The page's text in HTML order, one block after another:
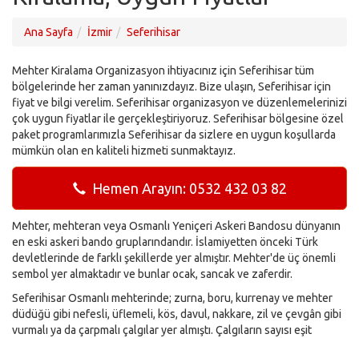
Ana Sayfa İzmir Seferihisar
Mehter Kiralama Organizasyon ihtiyacınız için Seferihisar tüm
bölgelerinde her zaman yanınızdayız. Bize ulaşın, Seferihisar için
fiyat ve bilgi verelim. Seferihisar organizasyon ve düzenlemelerinizi
çok uygun fiyatlar ile gerçekleştiriyoruz. Seferihisar bölgesine özel
paket programlarımızla Seferihisar da sizlere en uygun koşullarda
mümkün olan en kaliteli hizmeti sunmaktayız.
Hemen Arayın: 0532 432 03 82
Mehter, mehteran veya Osmanlı Yeniçeri Askeri Bandosu dünyanın
en eski askeri bando gruplarındandır. İslamiyetten önceki Türk
devletlerinde de farklı şekillerde yer almıştır. Mehter'de üç önemli
sembol yer almaktadır ve bunlar ocak, sancak ve zaferdir.
Seferihisar Osmanlı mehterinde; zurna, boru, kurrenay ve mehter
düdüğü gibi nefesli, üflemeli, kös, davul, nakkare, zil ve çevgân gibi
vurmalı ya da çarpmalı çalgılar yer almıştı. Çalgıların sayısı eşit